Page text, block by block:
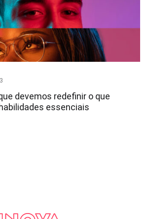
devemos redefinir o que
essenciais